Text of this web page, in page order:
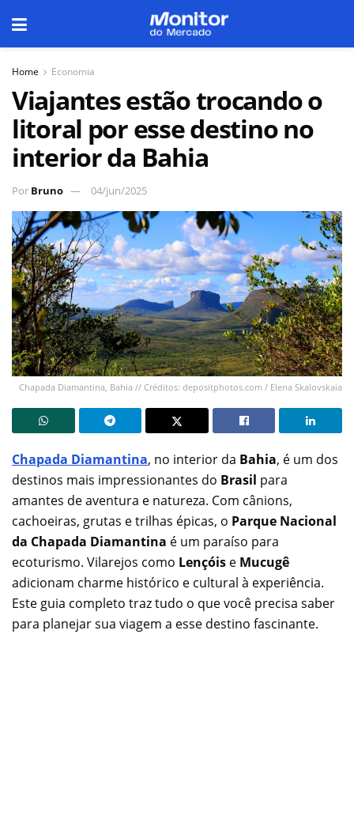
Home Economia
Viajantes estão trocando o
litoral por esse destino no
interior da Bahia
Por Bruno 04/jun/2025
Chapada Diamantina, Bahia // Créditos: depositphotos.com / Elena Skalovskaia
Chapada Diamantina, no interior da Bahia, é um dos
destinos mais impressionantes do Brasil para
amantes de aventura e natureza. Com cânions,
cachoeiras, grutas e trilhas épicas, o Parque Nacional
da Chapada Diamantina é um paraíso para
ecoturismo. Vilarejos como Lençóis e Mucugê
adicionam charme histórico e cultural à experiência.
Este guia completo traz tudo o que você precisa saber
para planejar sua viagem a esse destino fascinante.